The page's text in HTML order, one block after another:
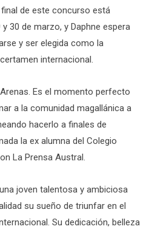
de este concurso está
30 de marzo, y Daphne espera
y ser elegida como la
internacional.
Es el momento perfecto
a la comunidad magallánica a
hacerlo a finales de
la ex alumna del Colegio
La Prensa Austral.
joven talentosa y ambiciosa
su sueño de triunfar en el
Su dedicación, belleza